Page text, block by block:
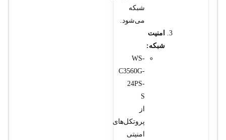
شبکه
می‌شود.
امنیت
شبکه:
WS-
C3560G-
24PS-
S
از
پروتکل‌های
امنیتی